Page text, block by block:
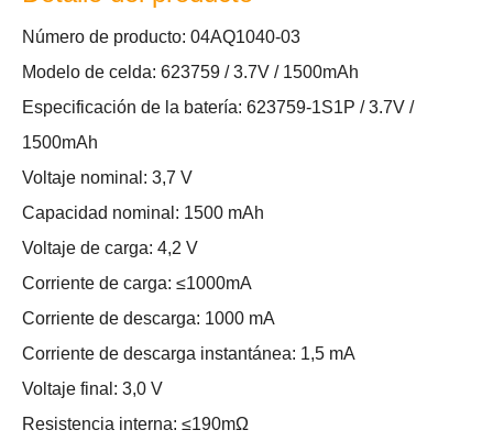
Número de producto: 04AQ1040-03
Modelo de celda: 623759 / 3.7V / 1500mAh
Especificación de la batería: 623759-1S1P / 3.7V /
1500mAh
Voltaje nominal: 3,7 V
Capacidad nominal: 1500 mAh
Voltaje de carga: 4,2 V
Corriente de carga: ≤1000mA
Corriente de descarga: 1000 mA
Corriente de descarga instantánea: 1,5 mA
Voltaje final: 3,0 V
Resistencia interna: ≤190mΩ